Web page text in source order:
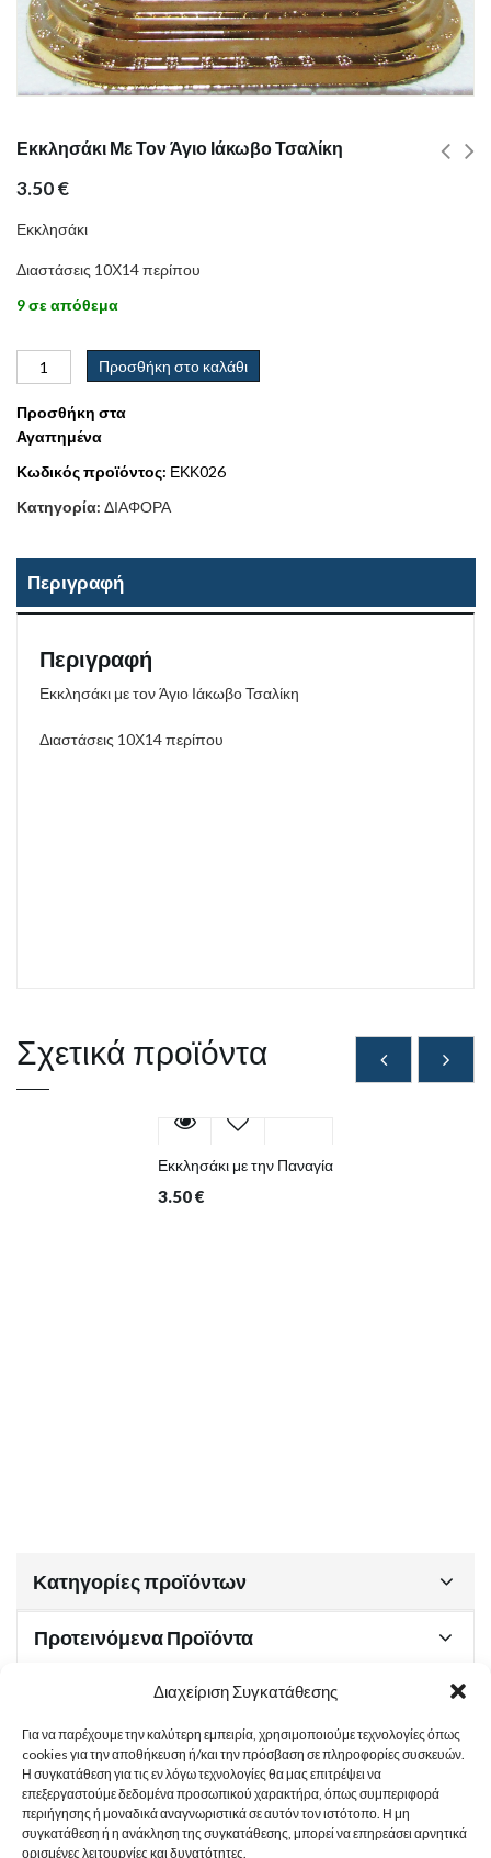
Διαχείριση Συγκατάθεσης
Για να παρέχουμε την καλύτερη εμπειρία, χρησιμοποιούμε τεχνολογίες όπως
cookies για την αποθήκευση ή/και την πρόσβαση σε πληροφορίες συσκευών.
Η συγκατάθεση για τις εν λόγω τεχνολογίες θα μας επιτρέψει να
επεξεργαστούμε δεδομένα προσωπικού χαρακτήρα, όπως συμπεριφορά
περιήγησης ή μοναδικά αναγνωριστικά σε αυτόν τον ιστότοπο. Η μη
συγκατάθεση ή η ανάκληση της συγκατάθεσης, μπορεί να επηρεάσει αρνητικά
ορισμένες λειτουργίες και δυνατότητες.
Εκκλησάκι Με Τον Άγιο Ιάκωβο Τσαλίκη
3.50€
Εκκλησάκι
Διαστάσεις 10Χ14 περίπου
9 σε απόθεμα
Προσθήκη στο καλάθι
Προσθήκη στα
Αγαπημένα
Κωδικός προϊόντος: ΕΚΚ026
Κατηγορία: ΔΙΑΦΟΡΑ
Περιγραφή
Περιγραφή
Εκκλησάκι με τον Άγιο Ιάκωβο Τσαλίκη
Διαστάσεις 10Χ14 περίπου
Σχετικά προϊόντα
Εκκλησάκι με την Παναγία
3.50€
Κατηγορίες προϊόντων
Προτεινόμενα Προϊόντα
Χρήσιμα Έγγραφα
Sitemap